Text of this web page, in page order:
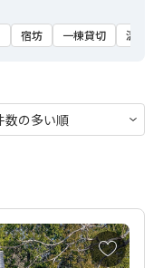
宿坊 一棟貸切 温泉
お
気